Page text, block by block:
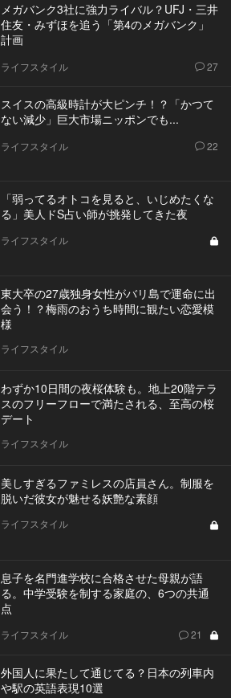
メガバンク3社に強力ライバル？UFJ・三井
住友・みずほを追う「第4のメガバンク」
計画
ライフスタイル 27
スイスの高級時計が大ピンチ！？「かつて
ない減少」巨大市場ニッポンでも...
ライフスタイル 22
「弱ってるオトコを見ると、いじめたくな
る」美人ドS占い師が挑発してきた夜
ライフスタイル
東大卒の27歳独身女性がバリ島で運命に出
会う！？梅雨のおうち時間に観たい恋愛模
様
ライフスタイル
わずか10日間の夜桜体験も。地上20階テラ
スのフリーフローで満たされる、至高の桜
デート
ライフスタイル
美しすぎるファミレスの店員さん。制服を
脱いだ彼女が魅せる妖艶な素顔
ライフスタイル
息子を名門進学校に合格させた母親が語
る。中学受験を制する家庭の、6つの共通
点
ライフスタイル 21
外国人に果たして通じてる？日本の列車内
や駅の英語表現10選